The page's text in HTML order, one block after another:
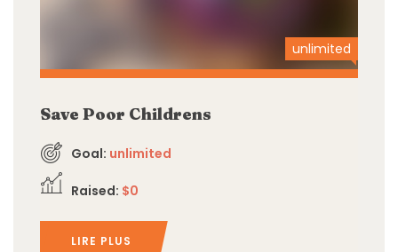
unlimited
Save Poor Childrens
Goal: unlimited
Raised: $0
LIRE PLUS